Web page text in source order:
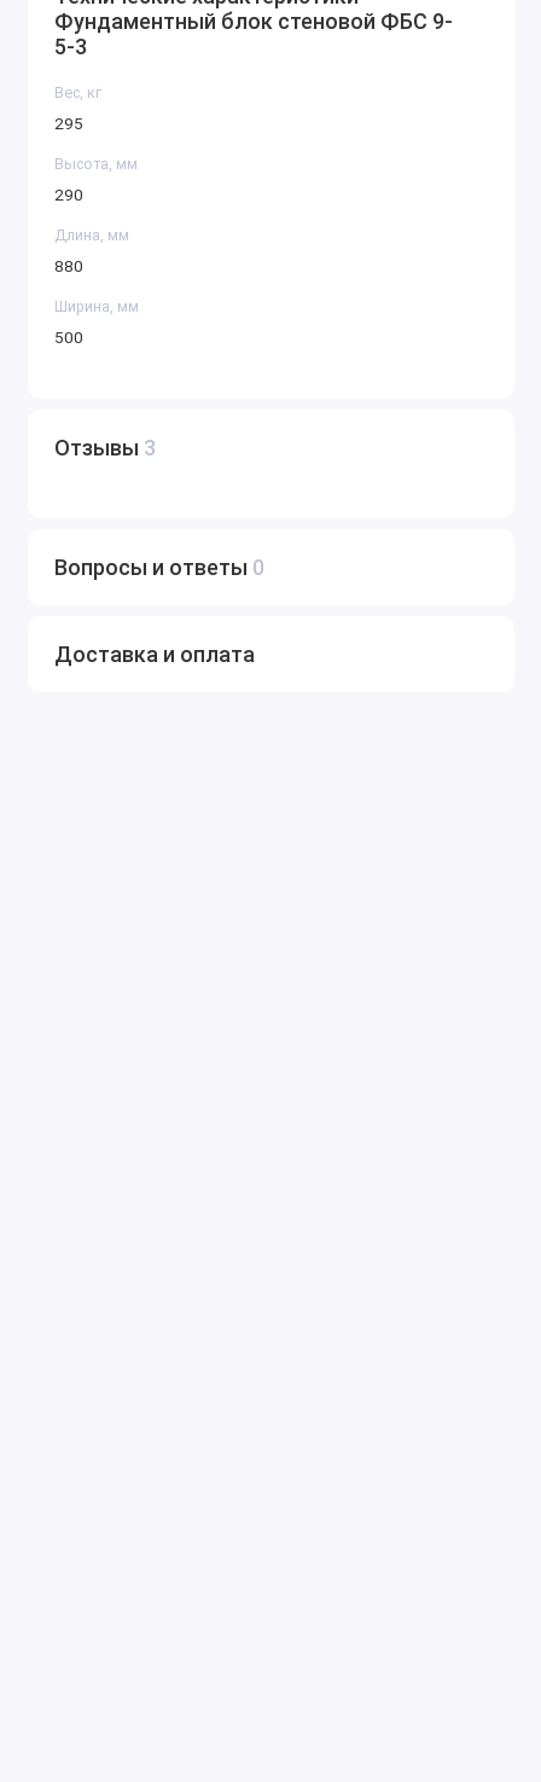
Фундаментный блок стеновой ФБС 9-
5-3
Вес, кг
295
Высота, мм
290
Длина, мм
880
Ширина, мм
500
Отзывы 3
Вопросы и ответы 0
Доставка и оплата